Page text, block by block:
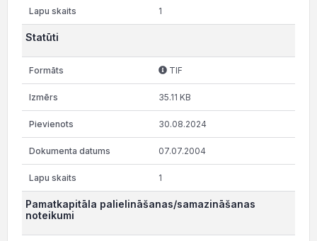
1
Statūti
TIF
35.11 KB
30.08.2024
07.07.2004
1
Pamatkapitāla palielināšanas/samazināšanas
noteikumi